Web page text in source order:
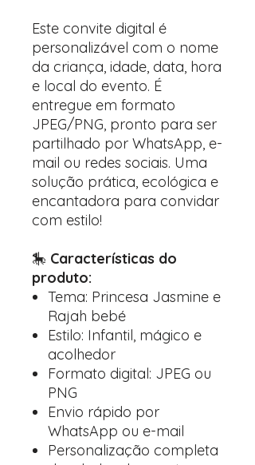
Este convite digital é
personalizável com o nome
da criança, idade, data, hora
e local do evento. É
entregue em formato
JPEG/PNG, pronto para ser
partilhado por WhatsApp, e-
mail ou redes sociais. Uma
solução prática, ecológica e
encantadora para convidar
com estilo!
🎠 Características do
produto:
Tema: Princesa Jasmine e
Rajah bebé
Estilo: Infantil, mágico e
acolhedor
Formato digital: JPEG ou
PNG
Envio rápido por
WhatsApp ou e-mail
Personalização completa